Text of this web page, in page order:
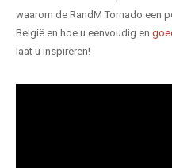
waarom de RandM Tornado een
België en hoe u eenvoudig en
laat u inspireren!